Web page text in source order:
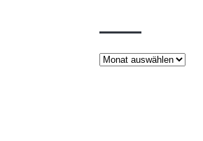
Beiträge